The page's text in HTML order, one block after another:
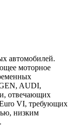
автомобилей.
моторное
AUDI,
отвечающих
VI, требующих
низким